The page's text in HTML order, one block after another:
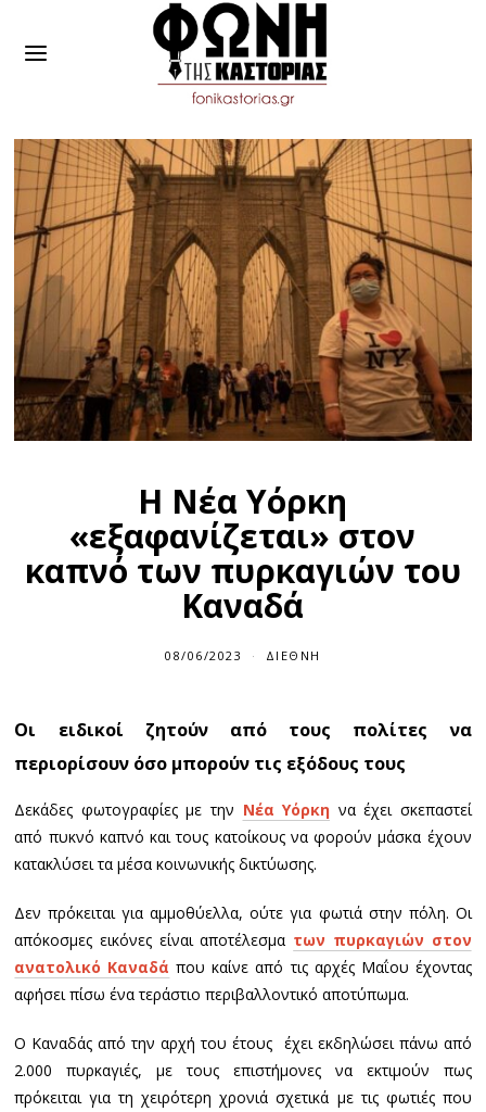
Η Νέα Υόρκη
«εξαφανίζεται» στον
καπνό των πυρκαγιών του
Καναδά
08/06/2023 ΔΙΕΘΝΉ
Οι ειδικοί ζητούν από τους πολίτες να
περιορίσουν όσο μπορούν τις εξόδους τους
Δεκάδες φωτογραφίες με την Νέα Υόρκη να έχει σκεπαστεί
από πυκνό καπνό και τους κατοίκους να φορούν μάσκα έχουν
κατακλύσει τα μέσα κοινωνικής δικτύωσης.
Δεν πρόκειται για αμμοθύελλα, ούτε για φωτιά στην πόλη. Οι
απόκοσμες εικόνες είναι αποτέλεσμα των πυρκαγιών στον
ανατολικό Καναδά που καίνε από τις αρχές Μαΐου έχοντας
αφήσει πίσω ένα τεράστιο περιβαλλοντικό αποτύπωμα.
Ο Καναδάς από την αρχή του έτους έχει εκδηλώσει πάνω από
2.000 πυρκαγιές, με τους επιστήμονες να εκτιμούν πως
πρόκειται για τη χειρότερη χρονιά σχετικά με τις φωτιές που